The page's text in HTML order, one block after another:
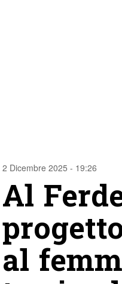
2 Dicembre 2025 - 19:26
Al
al